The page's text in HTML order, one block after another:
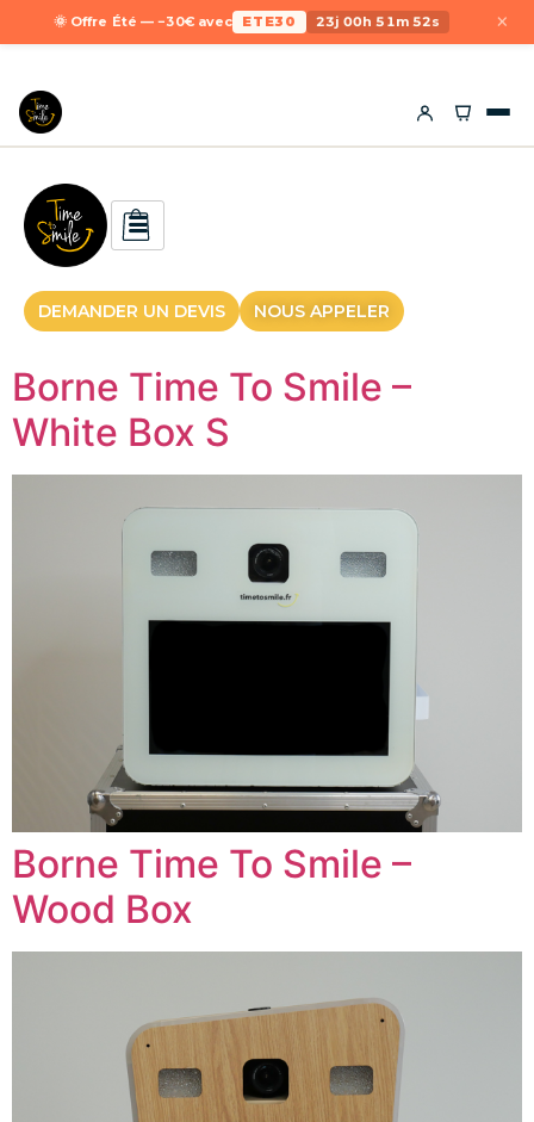
🌞 Offre Été — −30€ avec ETE30 23j 00h 51m 51s ×
DEMANDER UN DEVIS NOUS APPELER
Borne Time To Smile –
White Box S
Borne Time To Smile –
Wood Box